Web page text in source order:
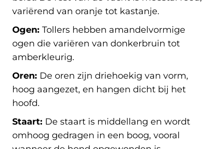
variërend van oranje tot kastanje.
Ogen: Tollers hebben amandelvormige
ogen die variëren van donkerbruin tot
amberkleurig.
Oren: De oren zijn driehoekig van vorm,
hoog aangezet, en hangen dicht bij het
hoofd.
Staart: De staart is middellang en wordt
omhoog gedragen in een boog, vooral